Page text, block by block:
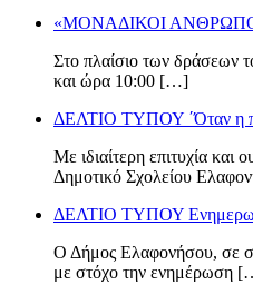
«ΜΟΝΑΔΙΚΟΙ
Στο πλαίσιο των δράσεων
και ώρα 10:00 […]
ΔΕΛΤΙΟ ΤΥΠΟΥ ΄Όταν η
Με ιδιαίτερη επιτυχία
Δημοτικό Σχολείου
ΔΕΛΤΙΟ ΤΥΠΟΥ
Ο Δήμος Ελαφονήσου, σε
με στόχο την ενημέρωση